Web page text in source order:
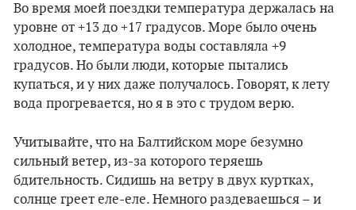
Во время моей поездки температура держалась на
уровне от +13 до +17 градусов. Море было очень
холодное, температура воды составляла +9
градусов. Но были люди, которые пытались
купаться, и у них даже получалось. Говорят, к лету
вода прогревается, но я в это с трудом верю.
Учитывайте, что на Балтийском море безумно
сильный ветер, из-за которого теряешь
бдительность. Сидишь на ветру в двух куртках,
солнце греет еле-еле. Немного раздеваешься – и